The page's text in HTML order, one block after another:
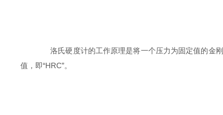
洛氏硬度计的工作原理是将一个压力为固定值的金刚
值，即“HRC”。